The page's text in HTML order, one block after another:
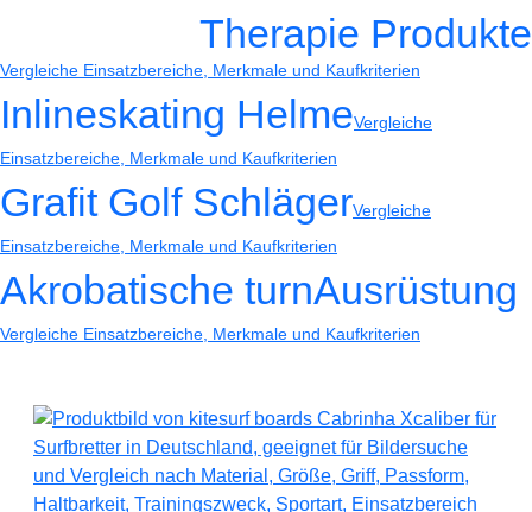
Therapie Produkte
Vergleiche Einsatzbereiche, Merkmale und Kaufkriterien
Inlineskating HelmeVergleiche
Einsatzbereiche, Merkmale und Kaufkriterien
Grafit Golf SchlägerVergleiche
Einsatzbereiche, Merkmale und Kaufkriterien
Akrobatische turnAusrüstung
Vergleiche Einsatzbereiche, Merkmale und Kaufkriterien